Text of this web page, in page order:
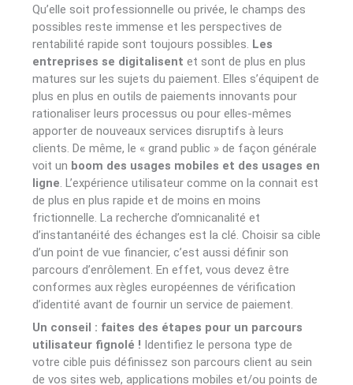
Qu’elle soit professionnelle ou privée, le champs des
possibles reste immense et les perspectives de
rentabilité rapide sont toujours possibles. Les
entreprises se digitalisent et sont de plus en plus
matures sur les sujets du paiement. Elles s’équipent de
plus en plus en outils de paiements innovants pour
rationaliser leurs processus ou pour elles-mêmes
apporter de nouveaux services disruptifs à leurs
clients. De même, le « grand public » de façon générale
voit un boom des usages mobiles et des usages en
ligne. L’expérience utilisateur comme on la connait est
de plus en plus rapide et de moins en moins
frictionnelle. La recherche d’omnicanalité et
d’instantanéité des échanges est la clé. Choisir sa cible
d’un point de vue financier, c’est aussi définir son
parcours d’enrôlement. En effet, vous devez être
conformes aux règles européennes de vérification
d’identité avant de fournir un service de paiement.
Un conseil : faites des étapes pour un parcours
utilisateur fignolé ! Identifiez le persona type de
votre cible puis définissez son parcours client au sein
de vos sites web, applications mobiles et/ou points de